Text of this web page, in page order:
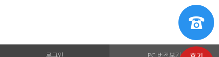
로그인 PC 버전보기